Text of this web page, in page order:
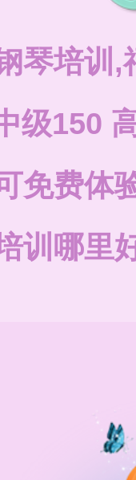
琴培训,
级150
免费体
训哪里